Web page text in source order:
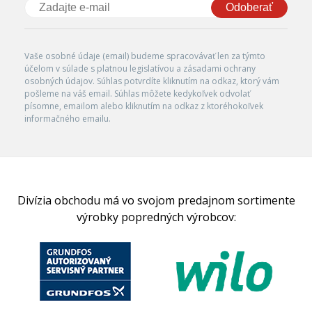
Odoberať
Vaše osobné údaje (email) budeme spracovávať len za týmto
účelom v súlade s platnou legislatívou a zásadami ochrany
osobných údajov. Súhlas potvrdíte kliknutím na odkaz, ktorý vám
pošleme na váš email. Súhlas môžete kedykoľvek odvolať
písomne, emailom alebo kliknutím na odkaz z ktoréhokoľvek
informačného emailu.
Divízia obchodu má vo svojom predajnom sortimente
výrobky popredných výrobcov: